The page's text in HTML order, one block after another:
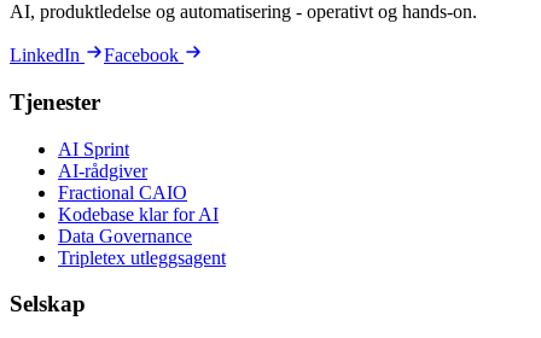
AI, produktledelse og automatisering - operativt og hands-on.
LinkedIn Facebook
Tjenester
AI Sprint
AI-rådgiver
Fractional CAIO
Kodebase klar for AI
Data Governance
Tripletex utleggsagent
Selskap